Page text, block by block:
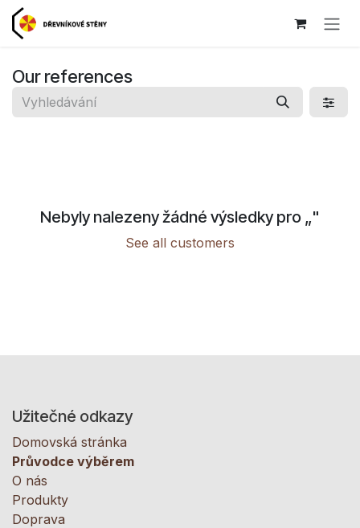
Přejít na obsah
Our references
Nebyly nalezeny žádné výsledky pro „"
See all customers
Užitečné odkazy
Domovská stránka
Průvodce výběrem
O nás
Produkty
Doprava